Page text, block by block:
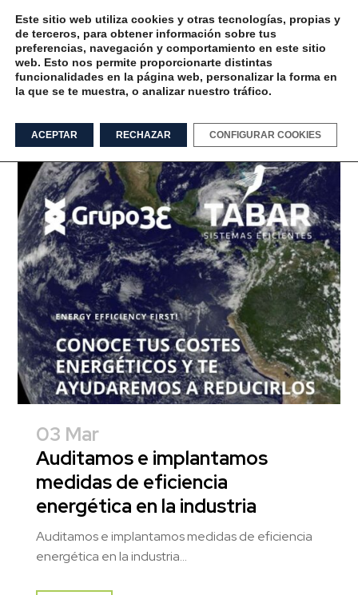
auditoría Tag
03 Mar
Auditamos e implantamos
medidas de eficiencia
energética en la industria
Auditamos e implantamos medidas de eficiencia
energética en la industria...
Este sitio web utiliza cookies y otras tecnologías, propias y
de terceros, para obtener información sobre tus
preferencias, navegación y comportamiento en este sitio
web. Esto nos permite proporcionarte distintas
funcionalidades en la página web, personalizar la forma en
la que se te muestra, o analizar nuestro tráfico.
ACEPTAR RECHAZAR CONFIGURAR COOKIES